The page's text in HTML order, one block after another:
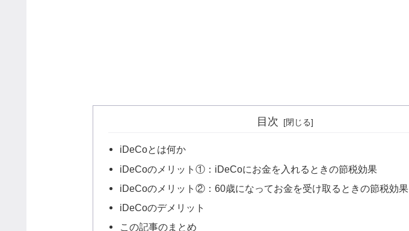
目次
iDeCoとは何か
iDeCoのメリット①：iDeCoにお金を入れるときの節税効果
iDeCoのメリット②：60歳になってお金を受け取るときの節税効果
iDeCoのデメリット
この記事のまとめ